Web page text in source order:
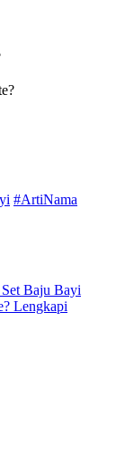
#ArtiNama
Set Baju Bayi
Lengkapi